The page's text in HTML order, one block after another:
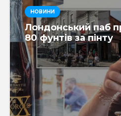
НОВИНИ
Лондонський паб
80 фунтів за пінту